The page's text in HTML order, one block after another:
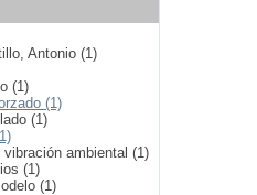
Antonio (1)
(1)
(1)
(1)
vibración ambiental (1)
(1)
(1)